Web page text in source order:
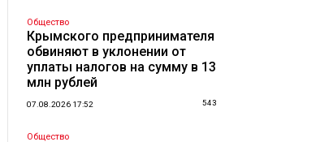
Общество
Крымского предпринимателя
обвиняют в уклонении от
уплаты налогов на сумму в 13
млн рублей
07.08.2026 17:52 543
Общество